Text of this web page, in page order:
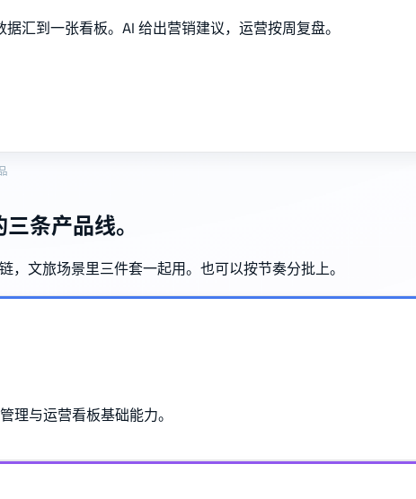
汇到一张看板。AI 给出营销建议，运营按周复盘。
条产品线。
文旅场景里三件套一起用。也可以按节奏分批上。
理与运营看板基础能力。